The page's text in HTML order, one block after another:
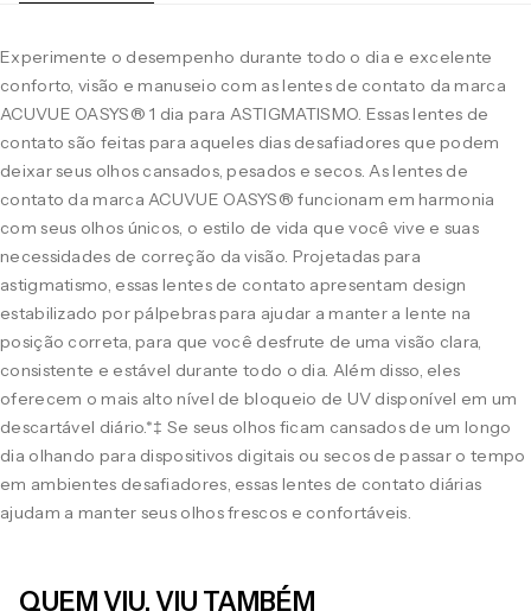
Experimente o desempenho durante todo o dia e excelente
conforto, visão e manuseio com as lentes de contato da marca
ACUVUE OASYS® 1 dia para ASTIGMATISMO. Essas lentes de
contato são feitas para aqueles dias desafiadores que podem
deixar seus olhos cansados, pesados e secos. As lentes de
contato da marca ACUVUE OASYS® funcionam em harmonia
com seus olhos únicos, o estilo de vida que você vive e suas
necessidades de correção da visão. Projetadas para
astigmatismo, essas lentes de contato apresentam design
estabilizado por pálpebras para ajudar a manter a lente na
posição correta, para que você desfrute de uma visão clara,
consistente e estável durante todo o dia. Além disso, eles
oferecem o mais alto nível de bloqueio de UV disponível em um
descartável diário.*‡ Se seus olhos ficam cansados de um longo
dia olhando para dispositivos digitais ou secos de passar o tempo
em ambientes desafiadores, essas lentes de contato diárias
ajudam a manter seus olhos frescos e confortáveis.
QUEM VIU, VIU TAMBÉM